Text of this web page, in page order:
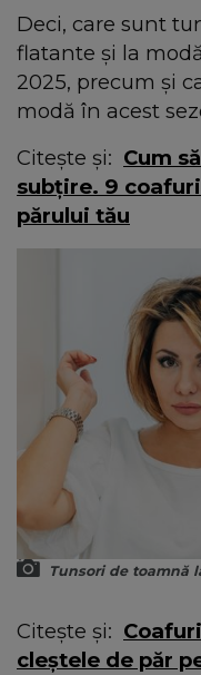
Deci, care sunt
flatante și la
2025, precum și
modă în acest
Citește și: Cum
subțire. 9
părului tău
Tunsori de toamnă
Citește și:
cleștele de păr